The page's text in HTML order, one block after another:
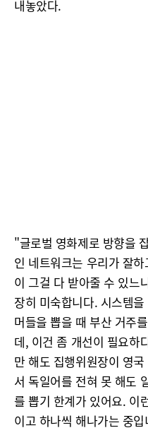
내놓았다.
"글로벌 영화제로 방향을
인 네트워크는 우리가 잘
이 그걸 다 받아줄 수 있느
장히 미숙합니다. 시스템
머들을 뽑을 때 부산 거주
데, 이건 좀 개선이 필요하
만 해도 집행위원장이 영
서 독일어를 전혀 못 해도
를 뽑기 한계가 있어요. 이
이고 하나씩 해나가는 중